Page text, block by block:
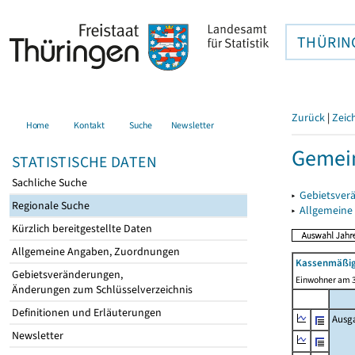
Home Kontakt Suche Newsletter
STATISTISCHE DATEN
Sachliche Suche
Regionale Suche
Kürzlich bereitgestellte Daten
Allgemeine Angaben, Zuordnungen
Gebietsveränderungen,
Änderungen zum Schlüsselverzeichnis
Definitionen und Erläuterungen
Newsletter
Zurück |
▸
▸
Einwohner am